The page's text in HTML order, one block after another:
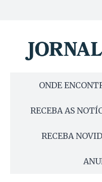
ONDE
RECEBA AS
RECEBA